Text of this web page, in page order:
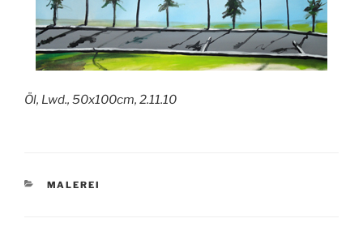
Öl, Lwd., 50x100cm, 2.11.10
KATEGORIEN
MALEREI